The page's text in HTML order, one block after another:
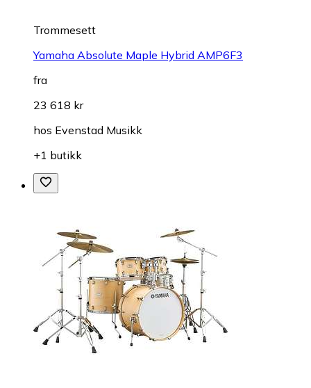
Trommesett
Yamaha Absolute Maple Hybrid AMP6F3
fra
23 618 kr
hos Evenstad Musikk
+1 butikk